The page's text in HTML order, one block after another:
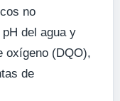
no
del agua y
oxígeno (DQO),
de